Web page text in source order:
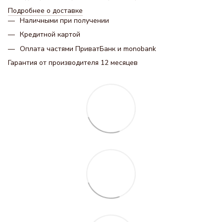
Подробнее о доставке
Наличными при получении
Кредитной картой
Оплата частями ПриватБанк и monobank
Гарантия от производителя 12 месяцев